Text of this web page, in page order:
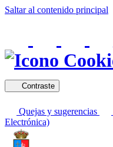
Saltar al contenido principal
Contraste
Quejas y sugerencias
Electrónica)